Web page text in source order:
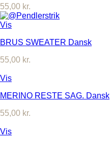
55,00 kr.
Vis
BRUS SWEATER Dansk
55,00 kr.
Vis
MERINO RESTE SAG. Dansk
55,00 kr.
Vis